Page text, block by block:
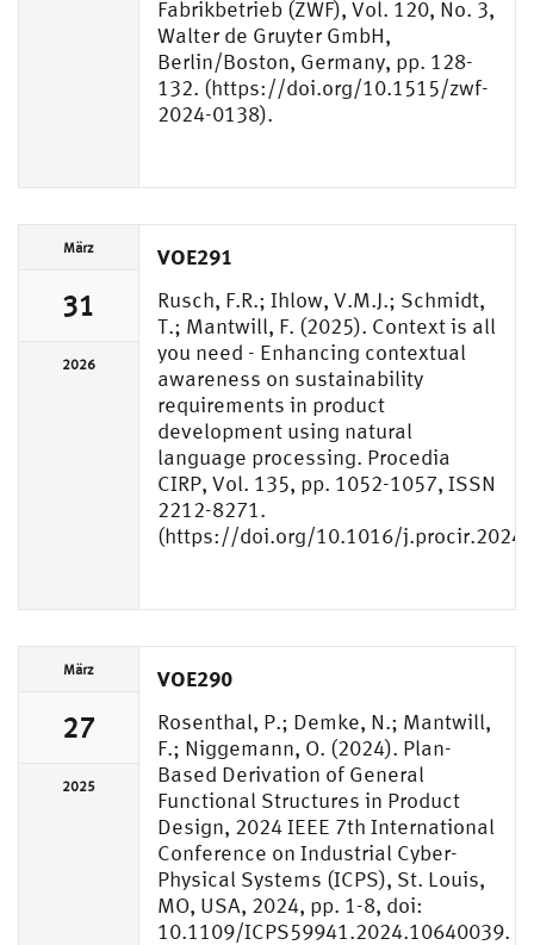
Fabrikbetrieb (ZWF), Vol. 120, No. 3,
Walter de Gruyter GmbH,
Berlin/Boston, Germany, pp. 128-
132. (https://doi.org/10.1515/zwf-
2024-0138).
März
31
2026
VOE291
Rusch, F.R.; Ihlow, V.M.J.; Schmidt,
T.; Mantwill, F. (2025). Context is all
you need - Enhancing contextual
awareness on sustainability
requirements in product
development using natural
language processing. Procedia
CIRP, Vol. 135, pp. 1052-1057, ISSN
2212-8271.
(https://doi.org/10.1016/
März
27
2025
VOE290
Rosenthal, P.; Demke, N.; Mantwill,
F.; Niggemann, O. (2024). Plan-
Based Derivation of General
Functional Structures in Product
Design, 2024 IEEE 7th International
Conference on Industrial Cyber-
Physical Systems (ICPS), St. Louis,
MO, USA, 2024, pp. 1-8, doi:
10.1109/ICPS59941.2024.10640039.